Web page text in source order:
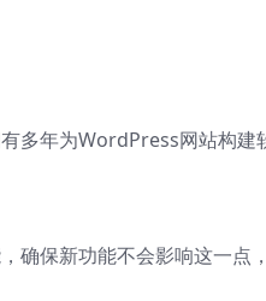
多年为WordPress网站构建
确保新功能不会影响这一点